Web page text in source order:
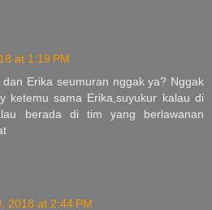
at 1:19 PM
Erika seumuran nggak ya? Nggak
ketemu sama Erika,suyukur kalau di
berada di tim yang berlawanan
2018 at 2:44 PM